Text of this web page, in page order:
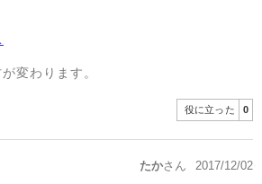
変わります。
役に立った 0
たかさん 2017/12/02